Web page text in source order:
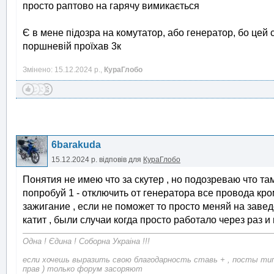
просто раптово на гарячу вимикається
Є в мене підозра на комутатор, або генератор, бо цей
поршневій проїхав 3к
Змінено: 15.12.2024 р., КураГлобо
6barakuda
15.12.2024 р. відповів для КураГлобо
Понятия не имею что за скутер , но подозреваю что
попробуй 1 - отключить от генератора все провода
зажигание , если не поможет то просто меняй на
катит , были случаи когда просто работало через раз
Одна ! Єдина ! Соборна Украіна !!!
если хочешь выразить свою благодарность ставь + , посты
прав ) только форум засоряют